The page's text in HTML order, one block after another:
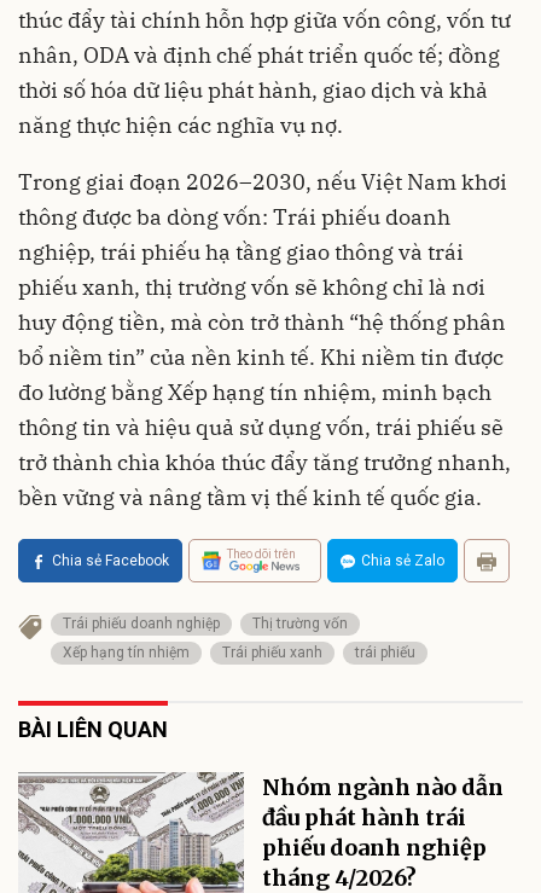
thúc đẩy tài chính hỗn hợp giữa vốn công, vốn tư
nhân, ODA và định chế phát triển quốc tế; đồng
thời số hóa dữ liệu phát hành, giao dịch và khả
năng thực hiện các nghĩa vụ nợ.
Trong giai đoạn 2026–2030, nếu Việt Nam khơi
thông được ba dòng vốn: Trái phiếu doanh
nghiệp, trái phiếu hạ tầng giao thông và trái
phiếu xanh, thị trường vốn sẽ không chỉ là nơi
huy động tiền, mà còn trở thành “hệ thống phân
bổ niềm tin” của nền kinh tế. Khi niềm tin được
đo lường bằng Xếp hạng tín nhiệm, minh bạch
thông tin và hiệu quả sử dụng vốn, trái phiếu sẽ
trở thành chìa khóa thúc đẩy tăng trưởng nhanh,
bền vững và nâng tầm vị thế kinh tế quốc gia.
Chia sẻ Facebook Theo dõi trên Chia sẻ Zalo
Trái phiếu doanh nghiệp
Thị trường vốn
Xếp hạng tín nhiệm
Trái phiếu xanh trái phiếu
BÀI LIÊN QUAN
Nhóm ngành nào dẫn
đầu phát hành trái
phiếu doanh nghiệp
tháng 4/2026?